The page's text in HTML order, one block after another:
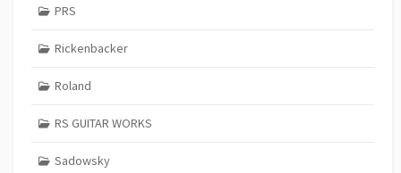
PRS
Rickenbacker
Roland
RS GUITAR WORKS
Sadowsky